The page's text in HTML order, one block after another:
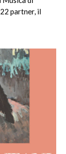
partner, il